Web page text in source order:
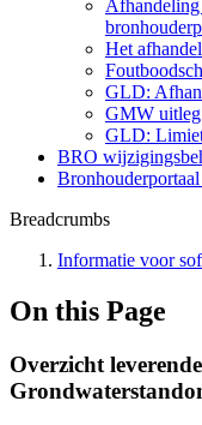
Het
GLD:
GMW
GLD:
BRO
Breadcrumbs
Informatie voor
On this Page
Overzicht